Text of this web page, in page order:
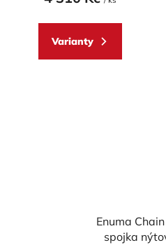
Varianty
Enuma
spojka